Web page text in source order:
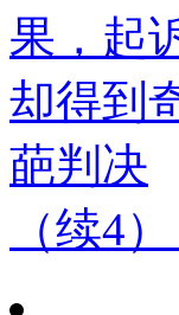
果，起
却得到
葩判决
（续4）